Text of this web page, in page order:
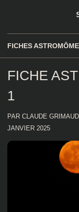
FICHES
FICHE
1
PAR CLAUDE GRIMAUD
JANVIER 2025